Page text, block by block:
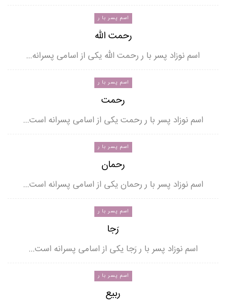
اسم پسر با ر
رحمت الله
اسم نوزاد پسر با ر رحمت الله یکی از اسامی پسرانه…
اسم پسر با ر
رحمت
اسم نوزاد پسر با ر رحمت یکی از اسامی پسرانه است…
اسم پسر با ر
رحمان
اسم نوزاد پسر با ر رحمان یکی از اسامی پسرانه است…
اسم پسر با ر
رَجا
اسم نوزاد پسر با ر رَجا یکی از اسامی پسرانه است…
اسم پسر با ر
ربیع